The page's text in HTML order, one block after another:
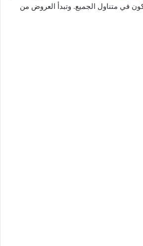
في متناول الجميع. وتبدأ العروض من